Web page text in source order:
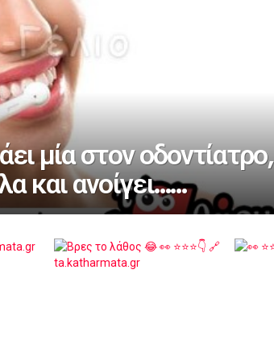
μία στον οδοντίατρο,
και ανοίγει……